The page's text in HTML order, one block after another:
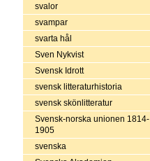
svalor
svampar
svarta hål
Sven Nykvist
Svensk Idrott
svensk litteraturhistoria
svensk skönlitteratur
Svensk-norska unionen 1814-
1905
svenska